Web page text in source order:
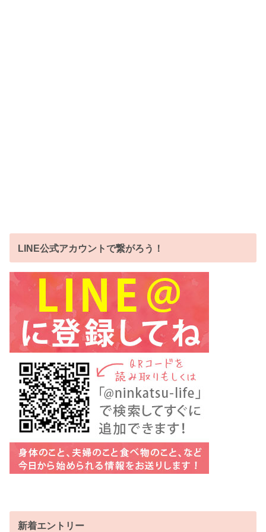
LINE公式アカウントで繋がろう！
新着エントリー